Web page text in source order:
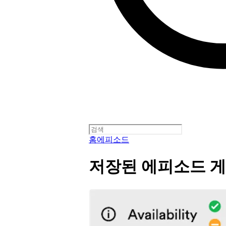
홈에피소드
저장된 에피소드